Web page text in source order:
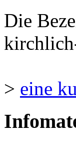
Die
> eine